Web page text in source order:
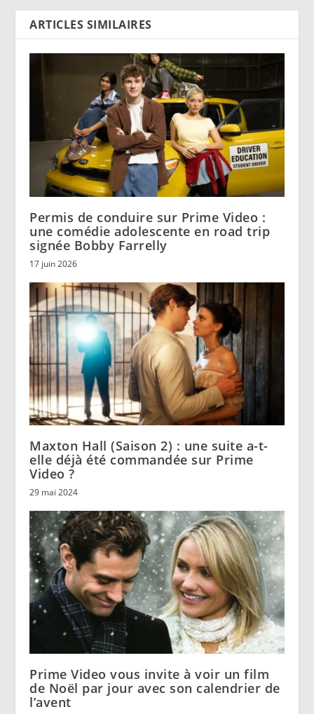
ARTICLES SIMILAIRES
Permis de conduire sur Prime Video :
une comédie adolescente en road trip
signée Bobby Farrelly
17 juin 2026
Maxton Hall (Saison 2) : une suite a-t-
elle déjà été commandée sur Prime
Video ?
29 mai 2024
Prime Video vous invite à voir un film
de Noël par jour avec son calendrier de
l’avent